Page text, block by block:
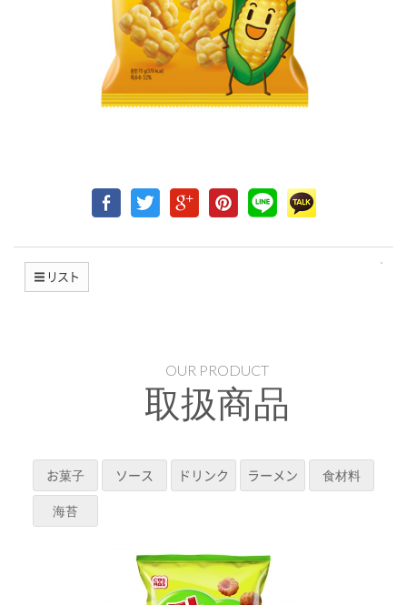
リスト
OUR PRODUCT
取扱商品
お菓子 ソース ドリンク ラーメン 食材料
海苔